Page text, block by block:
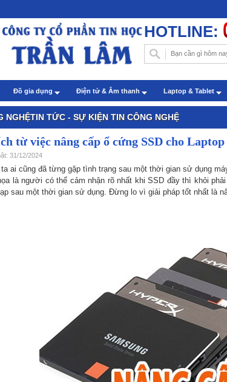
HOTLINE:
Hướng dẫn chèn hình nền
giản
Theo: Administrator - Cập nhật:
Chăm sóc khách hàng qua
Theo: Administrator - Cập nhật:
Đồ gia dụng Điện tử & Âm thanh Laptop & Tablet
NGHỆTIN TỨC - SỰ KIỆN TIN CÔNG NGHỆ
từ việc nâng cấp ổ cứng SSD cho Laptop
31/12/2024
ta ai cũng đã từng gặp tình trạng sau một thời gian sử dụng
là người có thể cảm nhận rõ nhất khi SSD đầy thì khỏi
sau một thời gian sử dụng. Đừng lo vì giải pháp tốt nhất là